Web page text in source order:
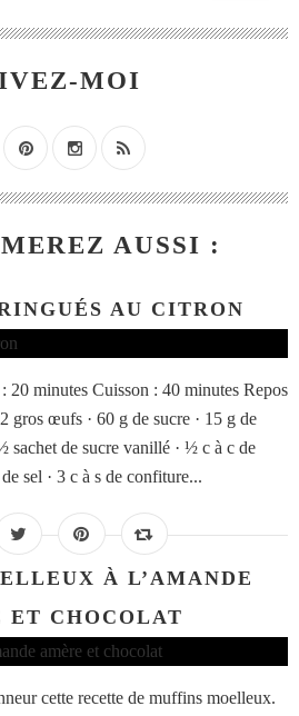
MOI
AUSSI :
AU CITRON
20 minutes Cuisson : 40 minutes Repos
gros œufs · 60 g de sucre · 15 g de
sachet de sucre vanillé · ½ c à c de
sel · 3 c à s de confiture...
À L’AMANDE
ET CHOCOLAT
cette recette de muffins moelleux.